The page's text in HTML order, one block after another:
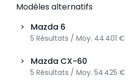
Modèles alternatifs
>
Mazda 6
5 Résultats / Moy. 44 401 €
> Mazda CX-60
5 Résultats / Moy. 54 425 €